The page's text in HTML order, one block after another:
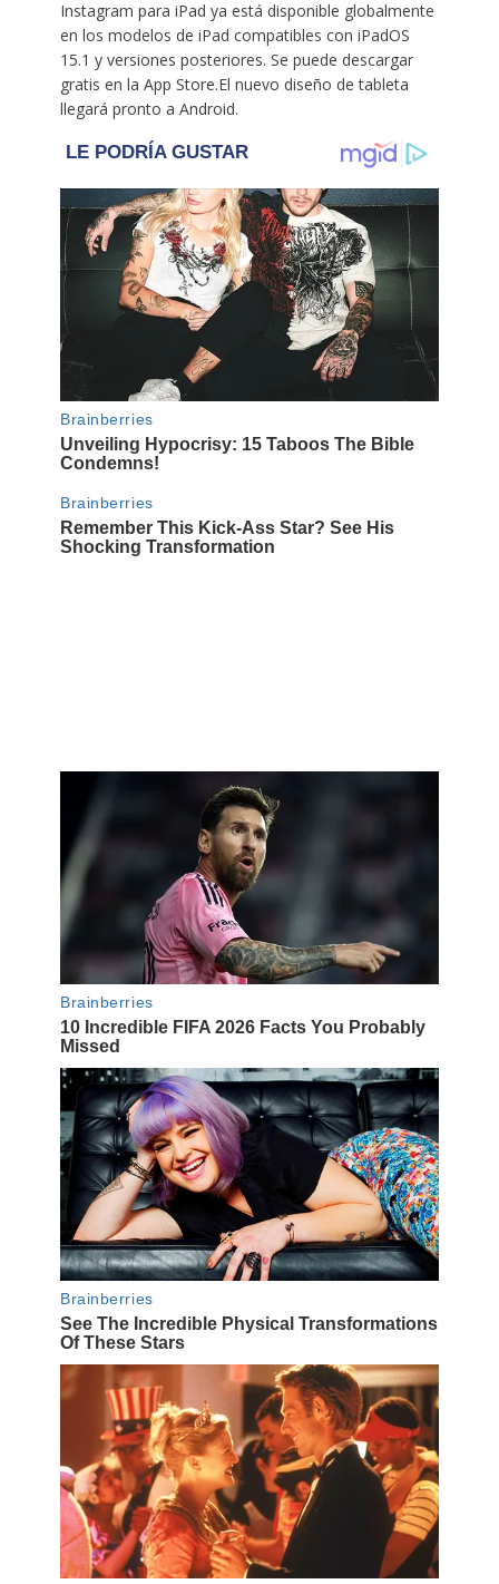
Instagram para iPad ya está disponible globalmente
en los modelos de iPad compatibles con iPadOS
15.1 y versiones posteriores. Se puede descargar
gratis en la App Store.El nuevo diseño de tableta
llegará pronto a Android.